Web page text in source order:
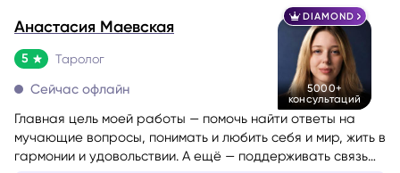
DIAMOND
5000+
консультаций
Анастасия Маевская
5 Таролог
Сейчас офлайн
Главная цель моей работы — помочь найти ответы на
мучающие вопросы, понимать и любить себя и мир, жить в
гармонии и удовольствии. А ещё — поддерживать связь